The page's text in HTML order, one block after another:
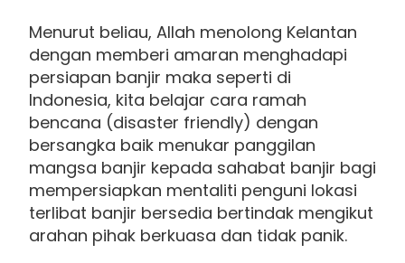
Menurut beliau, Allah menolong Kelantan
dengan memberi amaran menghadapi
persiapan banjir maka seperti di
Indonesia, kita belajar cara ramah
bencana (disaster friendly) dengan
bersangka baik menukar panggilan
mangsa banjir kepada sahabat banjir bagi
mempersiapkan mentaliti penguni lokasi
terlibat banjir bersedia bertindak mengikut
arahan pihak berkuasa dan tidak panik.